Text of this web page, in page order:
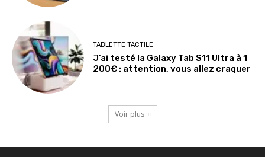
TABLETTE TACTILE
J’ai testé la Galaxy Tab S11 Ultra à 1
200€ : attention, vous allez craquer
Voir plus